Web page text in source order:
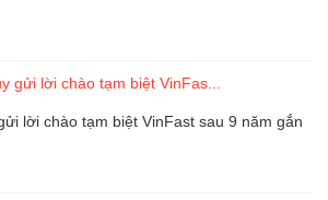
lời chào tạm biệt VinFast sau 9 năm gắn